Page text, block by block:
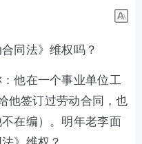
同法》维权吗？
他在一个事业单位工
他签订过劳动合同，也
在编）。明年老李面